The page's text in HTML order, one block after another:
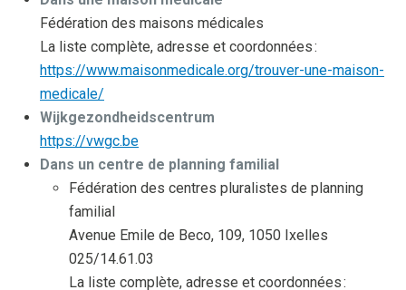
Fédération des maisons médicales
La liste complète, adresse et coordonnées :
https://www.maisonmedicale.org/trouver-une-maison-
medicale/
Wijkgezondheidscentrum
https://vwgc.be
Dans un centre de planning familial
Fédération des centres pluralistes de planning
familial
Avenue Emile de Beco, 109, 1050 Ixelles
025/14.61.03
La liste complète, adresse et coordonnées :